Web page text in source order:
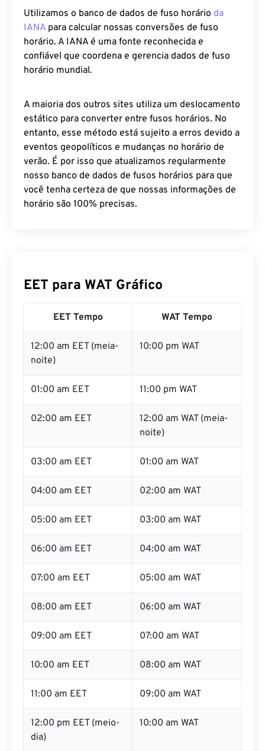
Utilizamos o banco de dados de fuso horário da
IANA para calcular nossas conversões de fuso
horário. A IANA é uma fonte reconhecida e
confiável que coordena e gerencia dados de fuso
horário mundial.
A maioria dos outros sites utiliza um deslocamento
estático para converter entre fusos horários. No
entanto, esse método está sujeito a erros devido a
eventos geopolíticos e mudanças no horário de
verão. É por isso que atualizamos regularmente
nosso banco de dados de fusos horários para que
você tenha certeza de que nossas informações de
horário são 100% precisas.
EET para WAT Gráfico
EET Tempo WAT Tempo
12:00 am EET (meia-
noite)
10:00 pm WAT
01:00 am EET 11:00 pm WAT
02:00 am EET
12:00 am WAT (meia-
noite)
03:00 am EET 01:00 am WAT
04:00 am EET 02:00 am WAT
05:00 am EET 03:00 am WAT
06:00 am EET 04:00 am WAT
07:00 am EET 05:00 am WAT
08:00 am EET 06:00 am WAT
09:00 am EET 07:00 am WAT
10:00 am EET 08:00 am WAT
11:00 am EET 09:00 am WAT
12:00 pm EET (meio-
dia)
10:00 am WAT